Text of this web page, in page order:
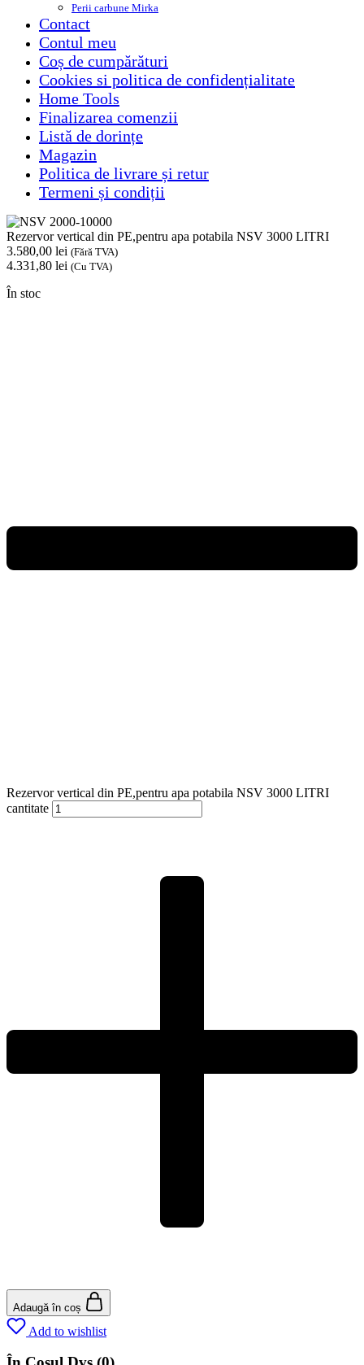
Perii carbune Mirka
Contact
Contul meu
Coș de cumpărături
Cookies si politica de confidențialitate
Home Tools
Finalizarea comenzii
Listă de dorințe
Magazin
Politica de livrare și retur
Termeni și condiții
Rezervor vertical din PE,pentru apa potabila NSV 3000 LITRI
3.580,00 lei (Fără TVA)
4.331,80 lei (Cu TVA)
În stoc
Rezervor vertical din PE,pentru apa potabila NSV 3000 LITRI
cantitate
Adaugă în coș
Add to wishlist